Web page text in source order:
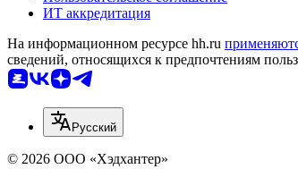
ИТ аккредитация
На информационном ресурсе hh.ru
сведений, относящихся к предпочтениям
Русский
© 2026 ООО «Хэдхантер»